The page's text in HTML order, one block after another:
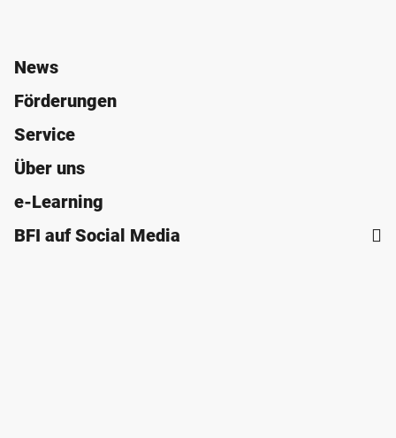
News
Förderungen
Service
Über uns
e-Learning
BFI auf Social Media